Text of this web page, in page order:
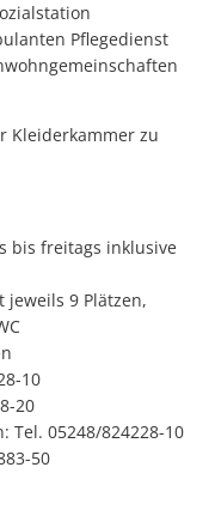
Pflegedienst
Kleiderkammer zu
bis freitags inklusive
9 Plätzen,
10
20
Tel. 05248/824228-10
50